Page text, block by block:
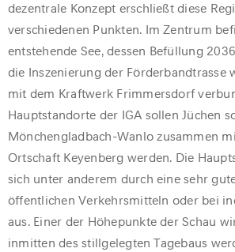
dezentrale Konzept erschließt diese
verschiedenen Punkten. Im Zentrum
entstehende See, dessen Befüllung
die Inszenierung der Förderbandtrasse
mit dem Kraftwerk Frimmersdorf
Hauptstandorte der IGA sollen Jüchen
Mönchengladbach-Wanlo zusammen
Ortschaft Keyenberg werden. Die
sich unter anderem durch eine sehr
öffentlichen Verkehrsmitteln oder bei
aus. Einer der Höhepunkte der Schau
inmitten des stillgelegten Tagebaus